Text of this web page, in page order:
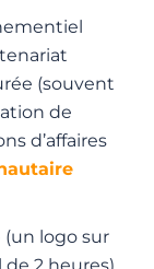
(souvent
de
d’affaires
(un logo sur